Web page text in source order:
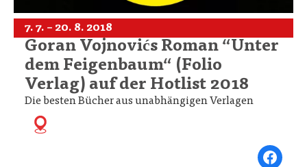
7. 7. – 20. 8. 2018
Goran Vojnovićs Roman “Unter
dem Feigenbaum“ (Folio
Verlag) auf der Hotlist 2018
Die besten Bücher aus unabhängigen Verlagen
Share on